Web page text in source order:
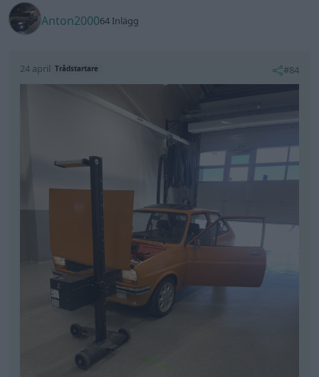
Anton200064 Inlägg
24 april Trådstartare #84